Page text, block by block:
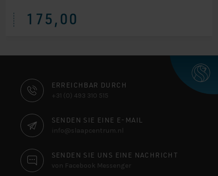
175,00
KONTAKTINFORMATIONEN
ERREICHBAR DURCH
+31 (0) 493 310 515
SENDEN SIE EINE E-MAIL
info@slaapcentrum.nl
SENDEN SIE UNS EINE NACHRICHT
von Facebook Messenger